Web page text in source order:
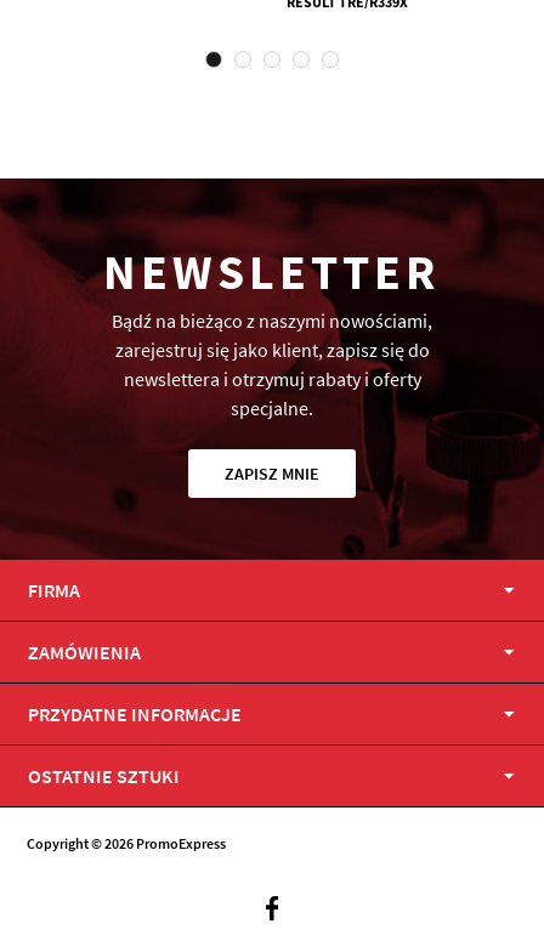
NEWSLETTER
Bądź na bieżąco z naszymi nowościami,
zarejestruj się jako klient, zapisz się do
newslettera i otrzymuj rabaty i oferty
specjalne.
ZAPISZ MNIE
FIRMA
ZAMÓWIENIA
PRZYDATNE INFORMACJE
OSTATNIE SZTUKI
Copyright © 2026 PromoExpress